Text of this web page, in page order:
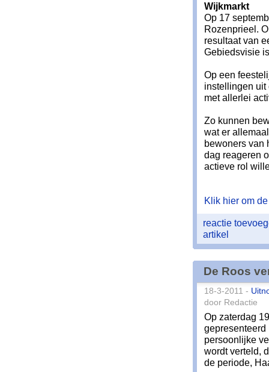
Wijkmarkt
Op 17
Rozenprieel.
resultaat van
Gebiedsvisie
Op een
instellingen uit
met allerlei
Zo kunnen
wat er
bewoners van
dag reageren
actieve rol
Klik hier om
reactie
artikel
De Roos
18-3-2011 -
door Redactie
Op zaterdag
gepresenteerd
persoonlijke
wordt verteld,
de periode,